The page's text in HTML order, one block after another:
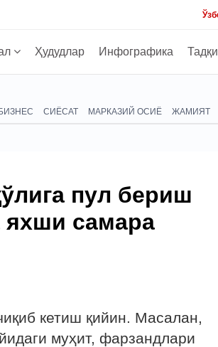
Ҳудудлар Инфографика
СИЁСАТ МАРКАЗИЙ ОСИЁ ЖАМИЯТ
пул бериш
яхши самара
кетиш қийин. Масалан,
муҳит, фарзандлари